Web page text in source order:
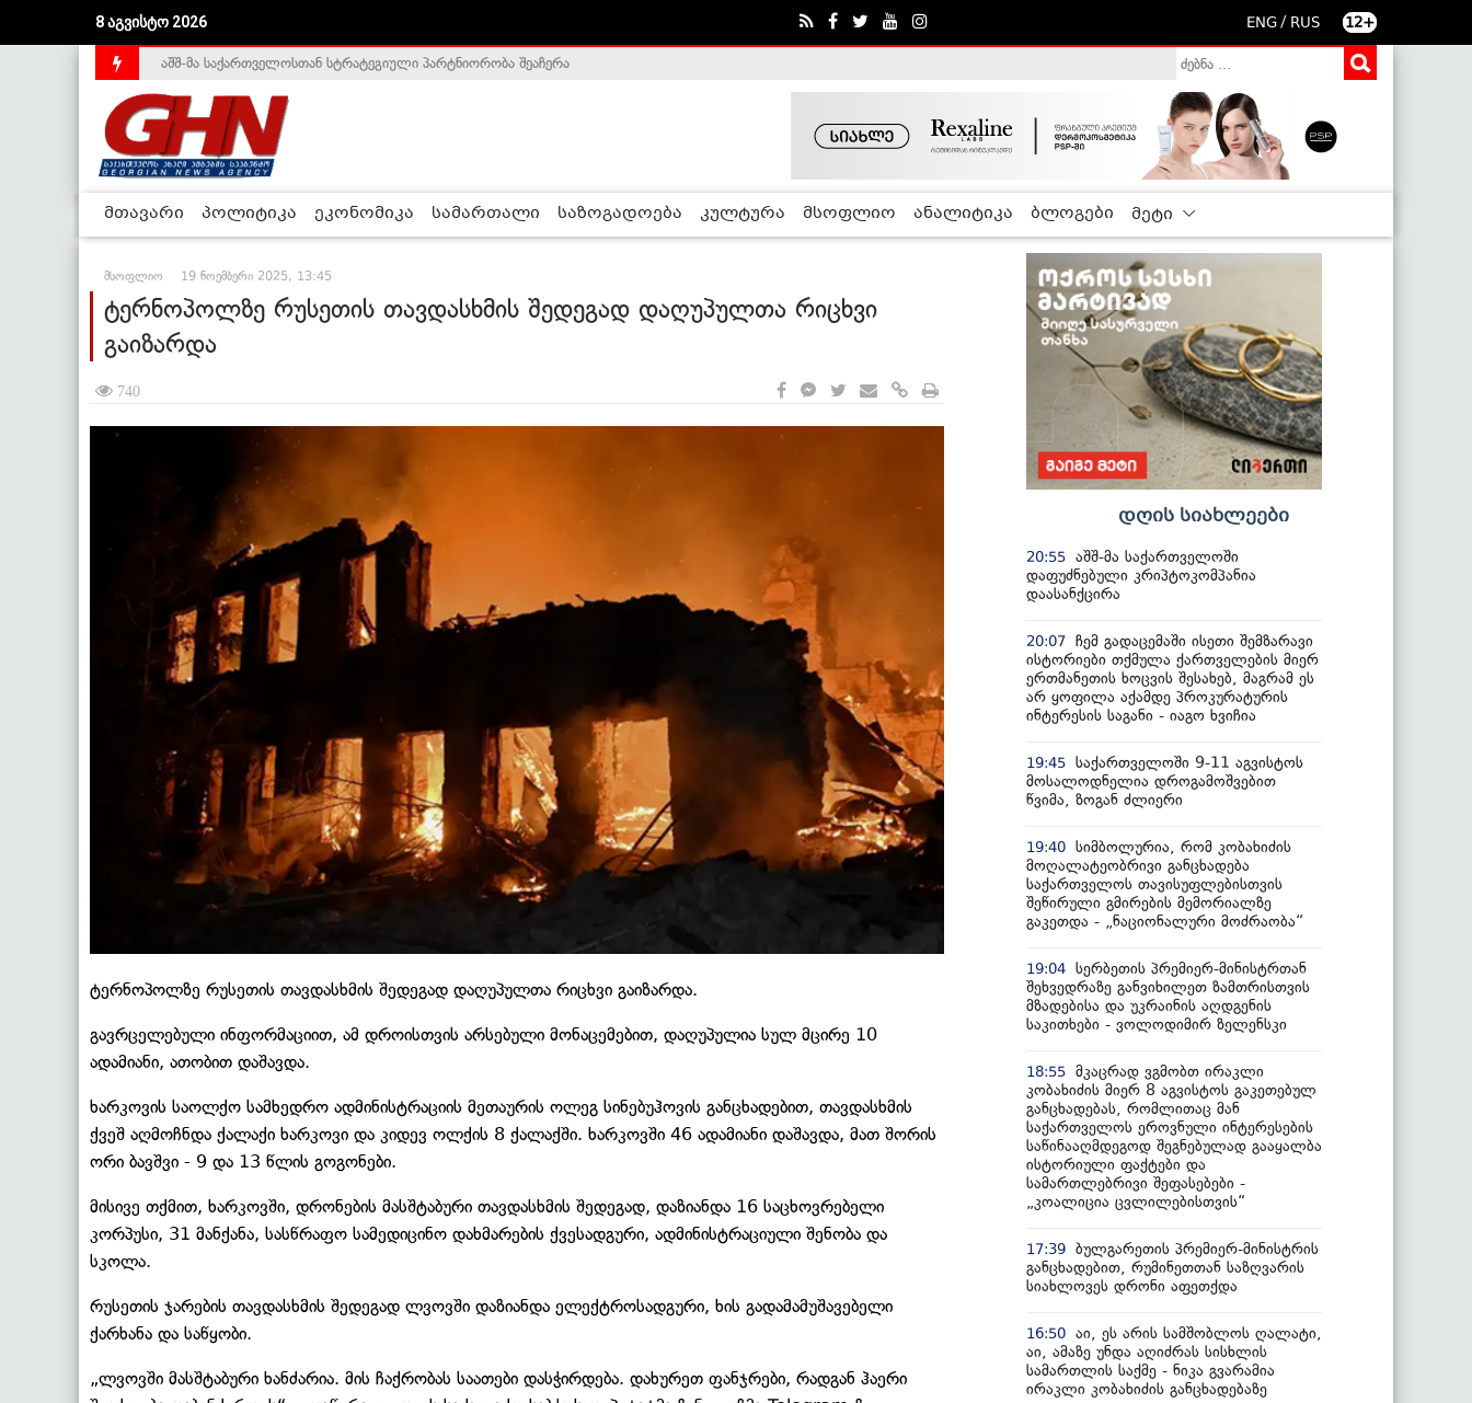
8 აგვისტო 2026 ENG / RUS 12+
საქართველოს დე-ფაქტო მთავრობა არალეგიტიმურია - ჰელსინკის კომისია
აშშ-მა საქართველოსთან სტრატეგიული პარტნიორობა შეაჩერა
მთავარი პოლიტიკა ეკონომიკა სამართალი საზოგადოება კულტურა მსოფლიო ანალიტიკა ბლოგები მეტი
მსოფლიო 19 ნოემბერი 2025, 13:45
ტერნოპოლზე რუსეთის თავდასხმის შედეგად დაღუპულთა რიცხვი
გაიზარდა
740
ტერნოპოლზე რუსეთის თავდასხმის შედეგად დაღუპულთა რიცხვი გაიზარდა.
გავრცელებული ინფორმაციით, ამ დროისთვის არსებული მონაცემებით, დაღუპულია სულ მცირე 10
ადამიანი, ათობით დაშავდა.
ხარკოვის საოლქო სამხედრო ადმინისტრაციის მეთაურის ოლეგ სინებუჰოვის განცხადებით, თავდასხმის
ქვეშ აღმოჩნდა ქალაქი ხარკოვი და კიდევ ოლქის 8 ქალაქში. ხარკოვში 46 ადამიანი დაშავდა, მათ შორის
ორი ბავშვი - 9 და 13 წლის გოგონები.
მისივე თქმით, ხარკოვში, დრონების მასშტაბური თავდასხმის შედეგად, დაზიანდა 16 საცხოვრებელი
კორპუსი, 31 მანქანა, სასწრაფო სამედიცინო დახმარების ქვესადგური, ადმინისტრაციული შენობა და
სკოლა.
რუსეთის ჯარების თავდასხმის შედეგად ლვოვში დაზიანდა ელექტროსადგური, ხის გადამამუშავებელი
ქარხანა და საწყობი.
„ლვოვში მასშტაბური ხანძარია. მის ჩაქრობას საათები დასჭირდება. დახურეთ ფანჯრები, რადგან ჰაერი
დღის სიახლეები
20:55 აშშ-მა საქართველოში
დაფუძნებული კრიპტოკომპანია
დაასანქცირა
20:07 ჩემ გადაცემაში ისეთი შემზარავი
ისტორიები თქმულა ქართველების მიერ
ერთმანეთის ხოცვის შესახებ, მაგრამ ეს
არ ყოფილა აქამდე პროკურატურის
ინტერესის საგანი - იაგო ხვიჩია
19:45 საქართველოში 9-11 აგვისტოს
მოსალოდნელია დროგამოშვებით
წვიმა, ზოგან ძლიერი
19:40 სიმბოლურია, რომ კობახიძის
მოღალატეობრივი განცხადება
საქართველოს თავისუფლებისთვის
შეწირული გმირების მემორიალზე
გაკეთდა - „ნაციონალური მოძრაობა“
19:04 სერბეთის პრემიერ-მინისტრთან
შეხვედრაზე განვიხილეთ ზამთრისთვის
მზადებისა და უკრაინის აღდგენის
საკითხები - ვოლოდიმირ ზელენსკი
18:55 მკაცრად ვგმობთ ირაკლი
კობახიძის მიერ 8 აგვისტოს გაკეთებულ
განცხადებას, რომლითაც მან
საქართველოს ეროვნული ინტერესების
საწინააღმდეგოდ შეგნებულად გააყალბა
ისტორიული ფაქტები და
სამართლებრივი შეფასებები -
„კოალიცია ცვლილებისთვის“
17:39 ბულგარეთის პრემიერ-მინისტრის
განცხადებით, რუმინეთთან საზღვარის
სიახლოვეს დრონი აფეთქდა
16:50 აი, ეს არის სამშობლოს ღალატი,
აი, ამაზე უნდა აღიძრას სისხლის
სამართლის საქმე - ნიკა გვარამია
ირაკლი კობახიძის განცხადებაზე